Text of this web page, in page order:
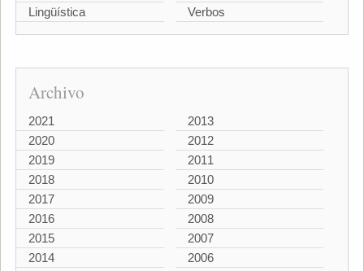
Lingüística
Verbos
Archivo
2021
2020
2019
2018
2017
2016
2015
2014
2013
2012
2011
2010
2009
2008
2007
2006